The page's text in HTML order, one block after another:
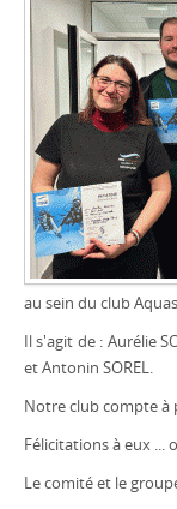
au sein du club
Il s'agit de : Aurélie
et Antonin SOREL.
Notre club compte à
Félicitations à eux ...
Le comité et le